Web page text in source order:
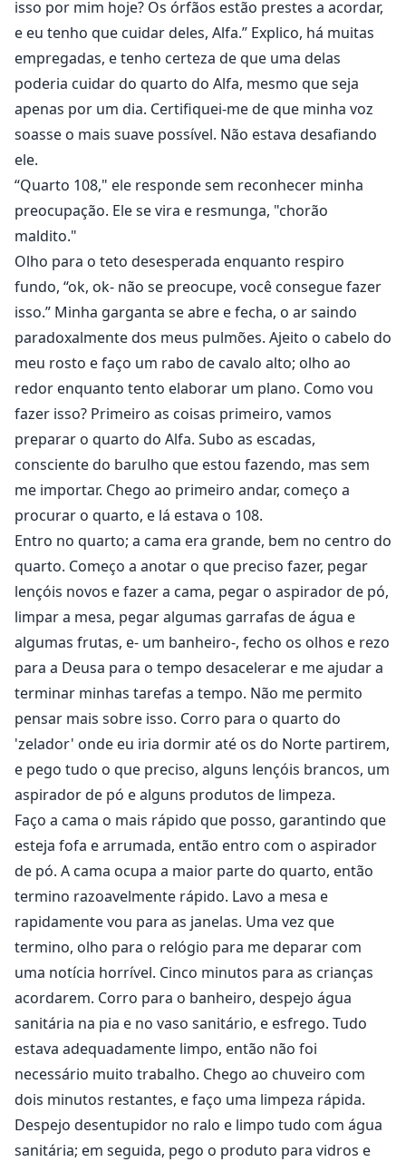
isso por mim hoje? Os órfãos estão prestes a acordar,
e eu tenho que cuidar deles, Alfa.” Explico, há muitas
empregadas, e tenho certeza de que uma delas
poderia cuidar do quarto do Alfa, mesmo que seja
apenas por um dia. Certifiquei-me de que minha voz
soasse o mais suave possível. Não estava desafiando
ele.
“Quarto 108," ele responde sem reconhecer minha
preocupação. Ele se vira e resmunga, "chorão
maldito."
Olho para o teto desesperada enquanto respiro
fundo, “ok, ok- não se preocupe, você consegue fazer
isso.” Minha garganta se abre e fecha, o ar saindo
paradoxalmente dos meus pulmões. Ajeito o cabelo do
meu rosto e faço um rabo de cavalo alto; olho ao
redor enquanto tento elaborar um plano. Como vou
fazer isso? Primeiro as coisas primeiro, vamos
preparar o quarto do Alfa. Subo as escadas,
consciente do barulho que estou fazendo, mas sem
me importar. Chego ao primeiro andar, começo a
procurar o quarto, e lá estava o 108.
Entro no quarto; a cama era grande, bem no centro do
quarto. Começo a anotar o que preciso fazer, pegar
lençóis novos e fazer a cama, pegar o aspirador de pó,
limpar a mesa, pegar algumas garrafas de água e
algumas frutas, e- um banheiro-, fecho os olhos e rezo
para a Deusa para o tempo desacelerar e me ajudar a
terminar minhas tarefas a tempo. Não me permito
pensar mais sobre isso. Corro para o quarto do
'zelador' onde eu iria dormir até os do Norte partirem,
e pego tudo o que preciso, alguns lençóis brancos, um
aspirador de pó e alguns produtos de limpeza.
Faço a cama o mais rápido que posso, garantindo que
esteja fofa e arrumada, então entro com o aspirador
de pó. A cama ocupa a maior parte do quarto, então
termino razoavelmente rápido. Lavo a mesa e
rapidamente vou para as janelas. Uma vez que
termino, olho para o relógio para me deparar com
uma notícia horrível. Cinco minutos para as crianças
acordarem. Corro para o banheiro, despejo água
sanitária na pia e no vaso sanitário, e esfrego. Tudo
estava adequadamente limpo, então não foi
necessário muito trabalho. Chego ao chuveiro com
dois minutos restantes, e faço uma limpeza rápida.
Despejo desentupidor no ralo e limpo tudo com água
sanitária; em seguida, pego o produto para vidros e